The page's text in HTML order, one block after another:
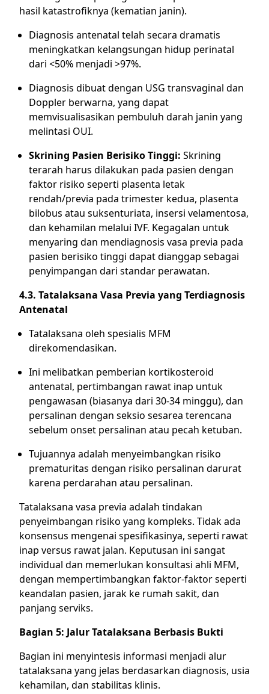
hasil katastrofiknya (kematian janin).
Diagnosis antenatal telah secara dramatis
meningkatkan kelangsungan hidup perinatal
dari <50% menjadi >97%.
Diagnosis dibuat dengan USG transvaginal dan
Doppler berwarna, yang dapat
memvisualisasikan pembuluh darah janin yang
melintasi OUI.
Skrining Pasien Berisiko Tinggi: Skrining
terarah harus dilakukan pada pasien dengan
faktor risiko seperti plasenta letak
rendah/previa pada trimester kedua, plasenta
bilobus atau suksenturiata, insersi velamentosa,
dan kehamilan melalui IVF. Kegagalan untuk
menyaring dan mendiagnosis vasa previa pada
pasien berisiko tinggi dapat dianggap sebagai
penyimpangan dari standar perawatan.
4.3. Tatalaksana Vasa Previa yang Terdiagnosis
Antenatal
Tatalaksana oleh spesialis MFM
direkomendasikan.
Ini melibatkan pemberian kortikosteroid
antenatal, pertimbangan rawat inap untuk
pengawasan (biasanya dari 30-34 minggu), dan
persalinan dengan seksio sesarea terencana
sebelum onset persalinan atau pecah ketuban.
Tujuannya adalah menyeimbangkan risiko
prematuritas dengan risiko persalinan darurat
karena perdarahan atau persalinan.
Tatalaksana vasa previa adalah tindakan
penyeimbangan risiko yang kompleks. Tidak ada
konsensus mengenai spesifikasinya, seperti rawat
inap versus rawat jalan. Keputusan ini sangat
individual dan memerlukan konsultasi ahli MFM,
dengan mempertimbangkan faktor-faktor seperti
keandalan pasien, jarak ke rumah sakit, dan
panjang serviks.
Bagian 5: Jalur Tatalaksana Berbasis Bukti
Bagian ini menyintesis informasi menjadi alur
tatalaksana yang jelas berdasarkan diagnosis, usia
kehamilan, dan stabilitas klinis.